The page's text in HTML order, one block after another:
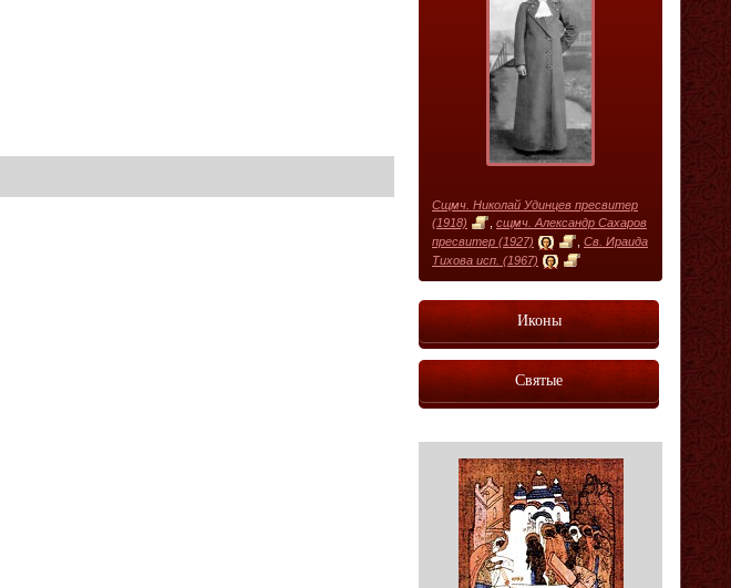
Сщмч. Николай Удинцев пресвитер
(1918)
сщмч. Александр Сахаров
пресвитер (1927)
Св. Ираида
Тихова исп. (1967)
Иконы
Святые